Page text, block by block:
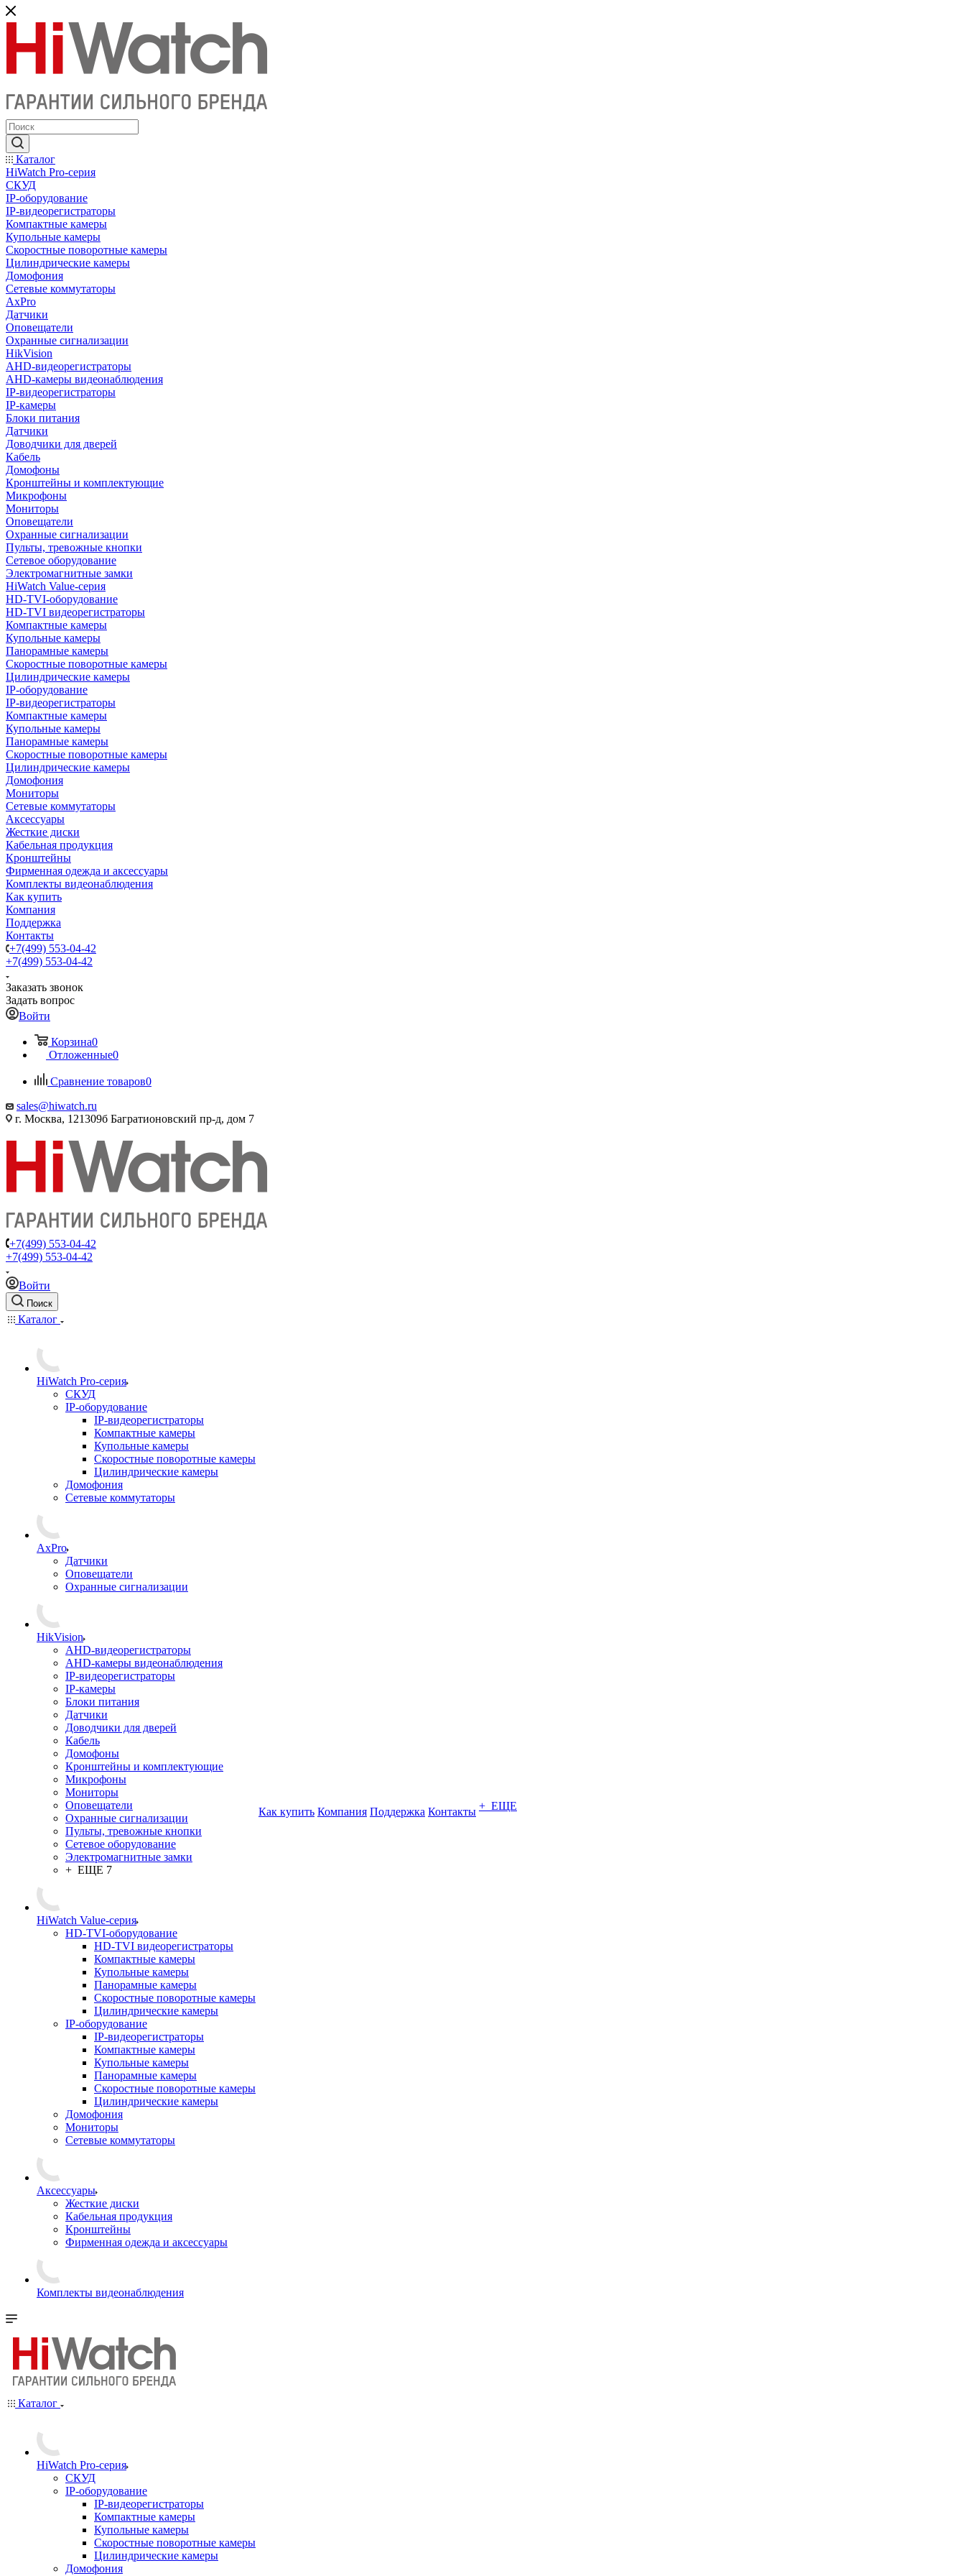
Каталог
HiWatch Pro-серия
CКУД
IP-оборудование
IP-видеорегистраторы
Компактные камеры
Купольные камеры
Скоростные поворотные камеры
Цилиндрические камеры
Домофония
Сетевые коммутаторы
AxPro
Датчики
Оповещатели
Охранные сигнализации
HikVision
AHD-видеорегистраторы
AHD-камеры видеонаблюдения
IP-видеорегистраторы
IP-камеры
Блоки питания
Датчики
Доводчики для дверей
Кабель
Домофоны
Кронштейны и комплектующие
Микрофоны
Мониторы
Оповещатели
Охранные сигнализации
Пульты, тревожные кнопки
Сетевое оборудование
Электромагнитные замки
HiWatch Value-серия
HD-TVI-оборудование
HD-TVI видеорегистраторы
Компактные камеры
Купольные камеры
Панорамные камеры
Скоростные поворотные камеры
Цилиндрические камеры
IP-оборудование
IP-видеорегистраторы
Компактные камеры
Купольные камеры
Панорамные камеры
Скоростные поворотные камеры
Цилиндрические камеры
Домофония
Мониторы
Сетевые коммутаторы
Аксессуары
Жесткие диски
Кабельная продукция
Кронштейны
Фирменная одежда и аксессуары
Комплекты видеонаблюдения
Как купить
Компания
Поддержка
Контакты
+7(499) 553-04-42
+7(499) 553-04-42
Заказать звонок
Задать вопрос
Войти
Корзина0
Отложенные0
Сравнение товаров0
sales@hiwatch.ru
г. Москва, 121309б Багратионовский пр-д, дом 7
+7(499) 553-04-42
+7(499) 553-04-42
Войти
Поиск
Каталог
HiWatch Pro-серия
CКУД
IP-оборудование
IP-видеорегистраторы
Компактные камеры
Купольные камеры
Скоростные поворотные камеры
Цилиндрические камеры
Домофония
Сетевые коммутаторы
AxPro
Датчики
Оповещатели
Охранные сигнализации
HikVision
AHD-видеорегистраторы
AHD-камеры видеонаблюдения
IP-видеорегистраторы
IP-камеры
Блоки питания
Датчики
Доводчики для дверей
Кабель
Домофоны
Кронштейны и комплектующие
Микрофоны
Мониторы
Оповещатели
Охранные сигнализации
Пульты, тревожные кнопки
Сетевое оборудование
Электромагнитные замки
+ ЕЩЕ 7
HiWatch Value-серия
HD-TVI-оборудование
HD-TVI видеорегистраторы
Компактные камеры
Купольные камеры
Панорамные камеры
Скоростные поворотные камеры
Цилиндрические камеры
IP-оборудование
IP-видеорегистраторы
Компактные камеры
Купольные камеры
Панорамные камеры
Скоростные поворотные камеры
Цилиндрические камеры
Домофония
Мониторы
Сетевые коммутаторы
Аксессуары
Жесткие диски
Кабельная продукция
Кронштейны
Фирменная одежда и аксессуары
Комплекты видеонаблюдения
Как купить Компания Поддержка Контакты + ЕЩЕ
Каталог
HiWatch Pro-серия
CКУД
IP-оборудование
IP-видеорегистраторы
Компактные камеры
Купольные камеры
Скоростные поворотные камеры
Цилиндрические камеры
Домофония